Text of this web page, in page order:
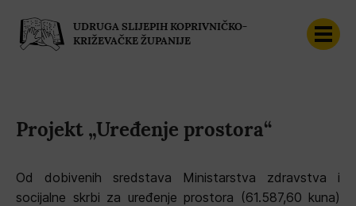
UDRUGA SLIJEPIH KOPRIVNIČKO-
KRIŽEVAČKE ŽUPANIJE
Projekt „Uređenje prostora“
Od dobivenih sredstava Ministarstva zdravstva i
socijalne skrbi za uređenje prostora (61.587,60 kuna)